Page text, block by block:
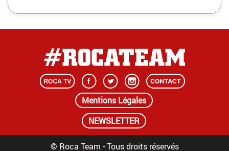
Mentions Légales
NEWSLETTER
© Roca Team - Tous droits réservés